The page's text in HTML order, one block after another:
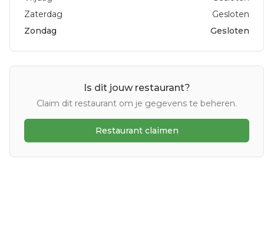
Zaterdag
Gesloten
Zondag
Gesloten
Is dit jouw restaurant?
Claim dit restaurant om je gegevens te beheren.
Restaurant claimen